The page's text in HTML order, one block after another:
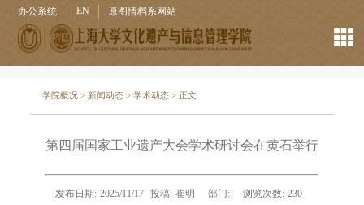
办公系统 EN 原图情档系网站
学院概况 > 新闻动态 >学术动态 > 正文
第四届国家工业遗产大会学术研讨会在黄石举行
发布日期: 2025/11/17 投稿: 崔明 部门: 浏览次数: 230